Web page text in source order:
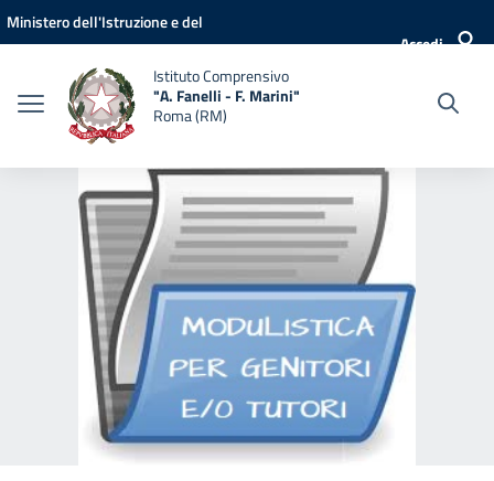
Vai ai contenuti
Vai al menu di navigazione
Vai al footer
Ministero dell'Istruzione e del
Accedi
Istituto Comprensivo
"A. Fanelli - F. Marini"
Roma (RM)